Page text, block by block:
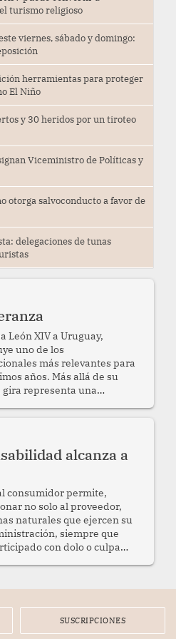
turismo religioso
viernes, sábado y domingo:
herramientas para proteger
El Niño
y 30 heridos por un tiroteo
Viceministro de Políticas y
otorga salvoconducto a favor de
delegaciones de tunas
León XIV a Uruguay,
uno de los
más relevantes para
años. Más allá de su
representa una
en una región que
alcanza a
consumidor permite,
no solo al proveedor,
naturales que ejercen su
siempre que
con dolo o culpa
de un proveedor de
greet con Lionel Messi,
SUSCRIPCIONES